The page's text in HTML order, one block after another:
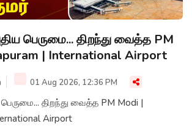
பெருமை... திறந்து வைத்த PM
| International Airport
01 Aug 2026, 12:36 PM
பெருமை... திறந்து வைத்த PM Modi |
Airport